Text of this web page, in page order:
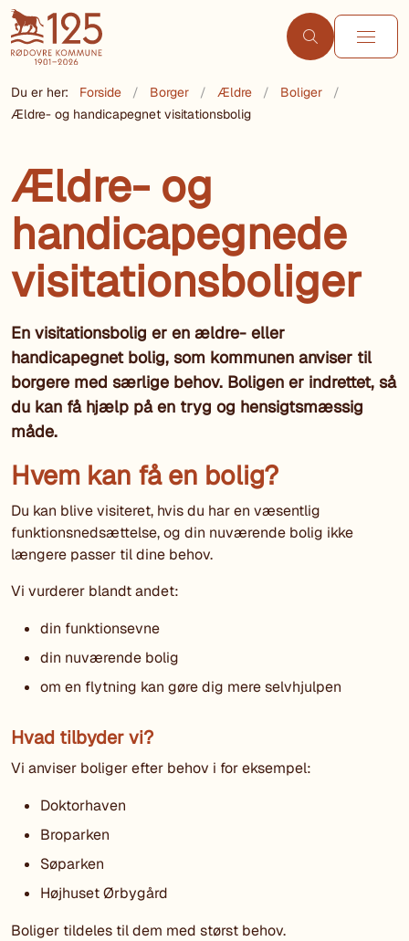
Du er her: Forside Borger Ældre
Boliger
Ældre- og handicapegnet visitationsbolig
Ældre- og
handicapegnede
visitationsboliger
En visitationsbolig er en ældre- eller
handicapegnet bolig, som kommunen anviser til
borgere med særlige behov. Boligen er indrettet, så
du kan få hjælp på en tryg og hensigtsmæssig
måde.
Hvem kan få en bolig?
Du kan blive visiteret, hvis du har en væsentlig
funktionsnedsættelse, og din nuværende bolig ikke
længere passer til dine behov.
Vi vurderer blandt andet:
din funktionsevne
din nuværende bolig
om en flytning kan gøre dig mere selvhjulpen
Hvad tilbyder vi?
Vi anviser boliger efter behov i for eksempel:
Doktorhaven
Broparken
Søparken
Højhuset Ørbygård
Boliger tildeles til dem med størst behov.